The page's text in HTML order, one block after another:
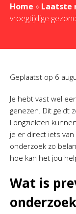
Home » Laatste
vroegtijdige
Geplaatst op 6
Je hebt vast wel
genezen. Dit geldt
Longziekten
je er direct iets
onderzoek zo
hoe kan het jou
Wat is